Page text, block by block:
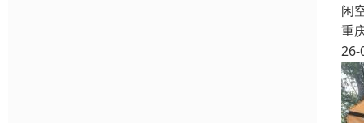
闲
重
26-